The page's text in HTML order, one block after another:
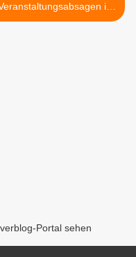
in
Veitshöchheim wegen
Portal sehen